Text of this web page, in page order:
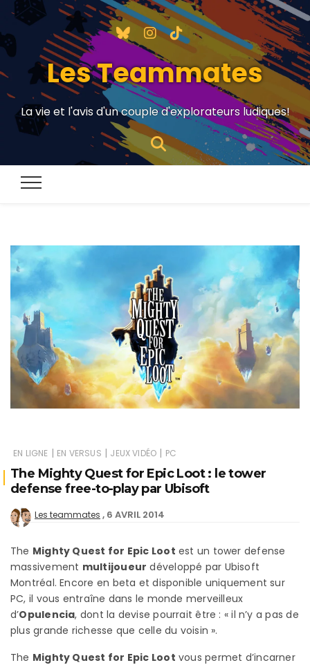
Les Teammates
La vie et l'avis d'un couple d'explorateurs ludiques!
EN LIGNE | EN VERSUS | JEUX VIDÉO | PC
The Mighty Quest for Epic Loot : le tower
defense free-to-play par Ubisoft
Les teammates 6 AVRIL 2014
The Mighty Quest for Epic Loot est un tower defense
massivement multijoueur développé par Ubisoft
Montréal. Encore en beta et disponible uniquement sur
PC, il vous entraîne dans le monde merveilleux
d’Opulencia, dont la devise pourrait être : « il n’y a pas de
plus grande richesse que celle du voisin ».
The Mighty Quest for Epic Loot vous permet d’incarner